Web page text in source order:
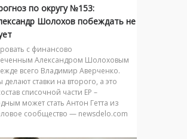
по округу №153:
Шолохов побеждать не
с финансово
Александром Шолоховым
всего Владимир Аверченко.
делают ставки на второго, а это
списочной части ЕР –
может стать Антон Гетта из
сообщество — newsdelo.com